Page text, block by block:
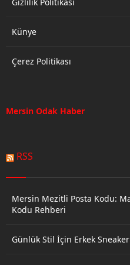
Künye
Çerez Politikası
Mersin Odak Haber
RSS
Mersin Mezitli Posta Kodu:
Kodu Rehberi
Günlük Stil İçin Erkek